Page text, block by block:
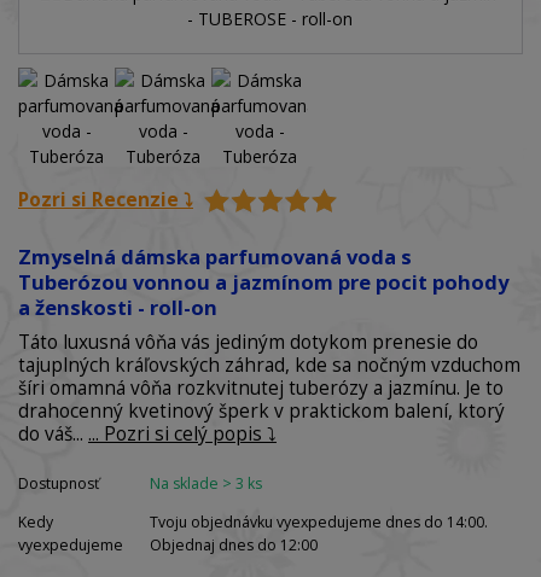
Pozri si Recenzie ⤵️
Zmyselná dámska parfumovaná voda s
Tuberózou vonnou a jazmínom pre pocit pohody
a ženskosti - roll-on
Táto luxusná vôňa vás jediným dotykom prenesie do
tajuplných kráľovských záhrad, kde sa nočným vzduchom
šíri omamná vôňa rozkvitnutej tuberózy a jazmínu. Je to
drahocenný kvetinový šperk v praktickom balení, ktorý
do váš... ... Pozri si celý popis ⤵️
Dostupnosť
Na sklade > 3 ks
Kedy
vyexpedujeme
Tvoju objednávku vyexpedujeme dnes do 14:00.
Objednaj dnes do 12:00